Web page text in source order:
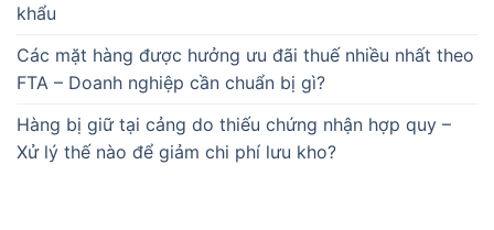
khẩu
Các mặt hàng được hưởng ưu đãi thuế nhiều nhất theo
FTA – Doanh nghiệp cần chuẩn bị gì?
Hàng bị giữ tại cảng do thiếu chứng nhận hợp quy –
Xử lý thế nào để giảm chi phí lưu kho?